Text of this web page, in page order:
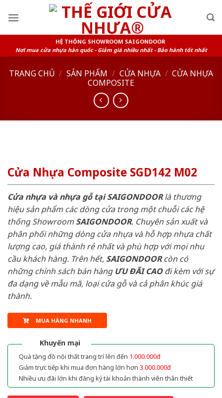
HỆ THỐNG SHOWROOM SAIGONDOOR
Nơi mua cửa nhựa hàn quốc - Giảm giá nhiều nhất - Bảo hành tốt nhất
TRANG CHỦ / SẢN PHẨM / CỬA NHỰA / CỬA NHỰA
COMPOSITE
Cửa Nhựa Composite SGD142 M02
Cửa nhựa và nhựa gỗ tại SAIGONDOORlà thương
hiệu sản phẩm các dòng cửa trong một chuỗi các hệ
thống ShowroomSAIGONDOOR. Chuyên sản xuất và
phân phối những dòng cửa nhựa và hỗ hợp nhựa chất
lượng cao, giá thành rẻ nhất và phù hợp với mọi nhu
cầu khách hàng. Trên hết, SAIGONDOORcòn có
những chính sách bán hàng ƯU ĐÃI CAOđi kèm với sự
đa dạng về mẫu mã, loại cửa gỗ và cả phân khúc giá
thành.
MUA HÀNG NHANH
Khuyến mại
Quà tặng đồ nội thất trang trí lên đến 1.000.000đ
Giảm trực tiếp khi mua đơn hàng lớn hơn 3.000.000đ
Nhiều ưu đãi lớn khi đăng ký tài khoản thành viên thân thiết